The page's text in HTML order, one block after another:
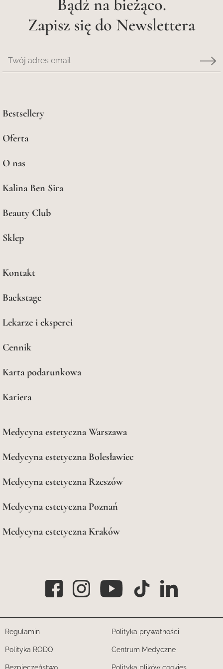
Bądź na bieżąco.
Zapisz się do Newslettera
Bestsellery
Oferta
O nas
Kalina Ben Sira
Beauty Club
Sklep
Kontakt
Backstage
Lekarze i eksperci
Cennik
Karta podarunkowa
Kariera
Medycyna estetyczna Warszawa
Medycyna estetyczna Bolesławiec
Medycyna estetyczna Rzeszów
Medycyna estetyczna Poznań
Medycyna estetyczna Kraków
Regulamin Polityka prywatności
Polityka RODO Centrum Medyczne